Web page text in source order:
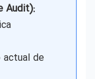
Audit):
actual de